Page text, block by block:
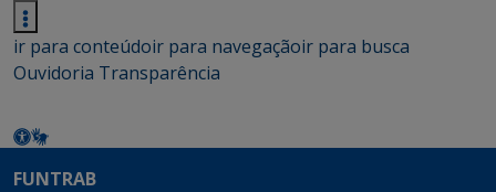
ir para conteúdoir para navegaçãoir para busca
Ouvidoria Transparência
FUNTRAB